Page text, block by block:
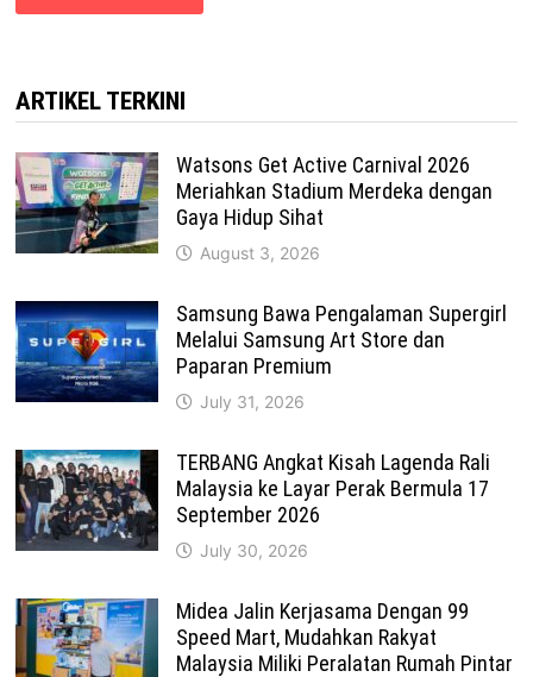
ARTIKEL TERKINI
Watsons Get Active Carnival 2026
Meriahkan Stadium Merdeka dengan
Gaya Hidup Sihat
August 3, 2026
Samsung Bawa Pengalaman Supergirl
Melalui Samsung Art Store dan
Paparan Premium
July 31, 2026
TERBANG Angkat Kisah Lagenda Rali
Malaysia ke Layar Perak Bermula 17
September 2026
July 30, 2026
Midea Jalin Kerjasama Dengan 99
Speed Mart, Mudahkan Rakyat
Malaysia Miliki Peralatan Rumah Pintar